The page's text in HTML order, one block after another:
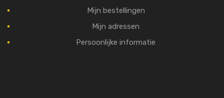
Mijn bestellingen
Mijn adressen
Persoonlijke informatie